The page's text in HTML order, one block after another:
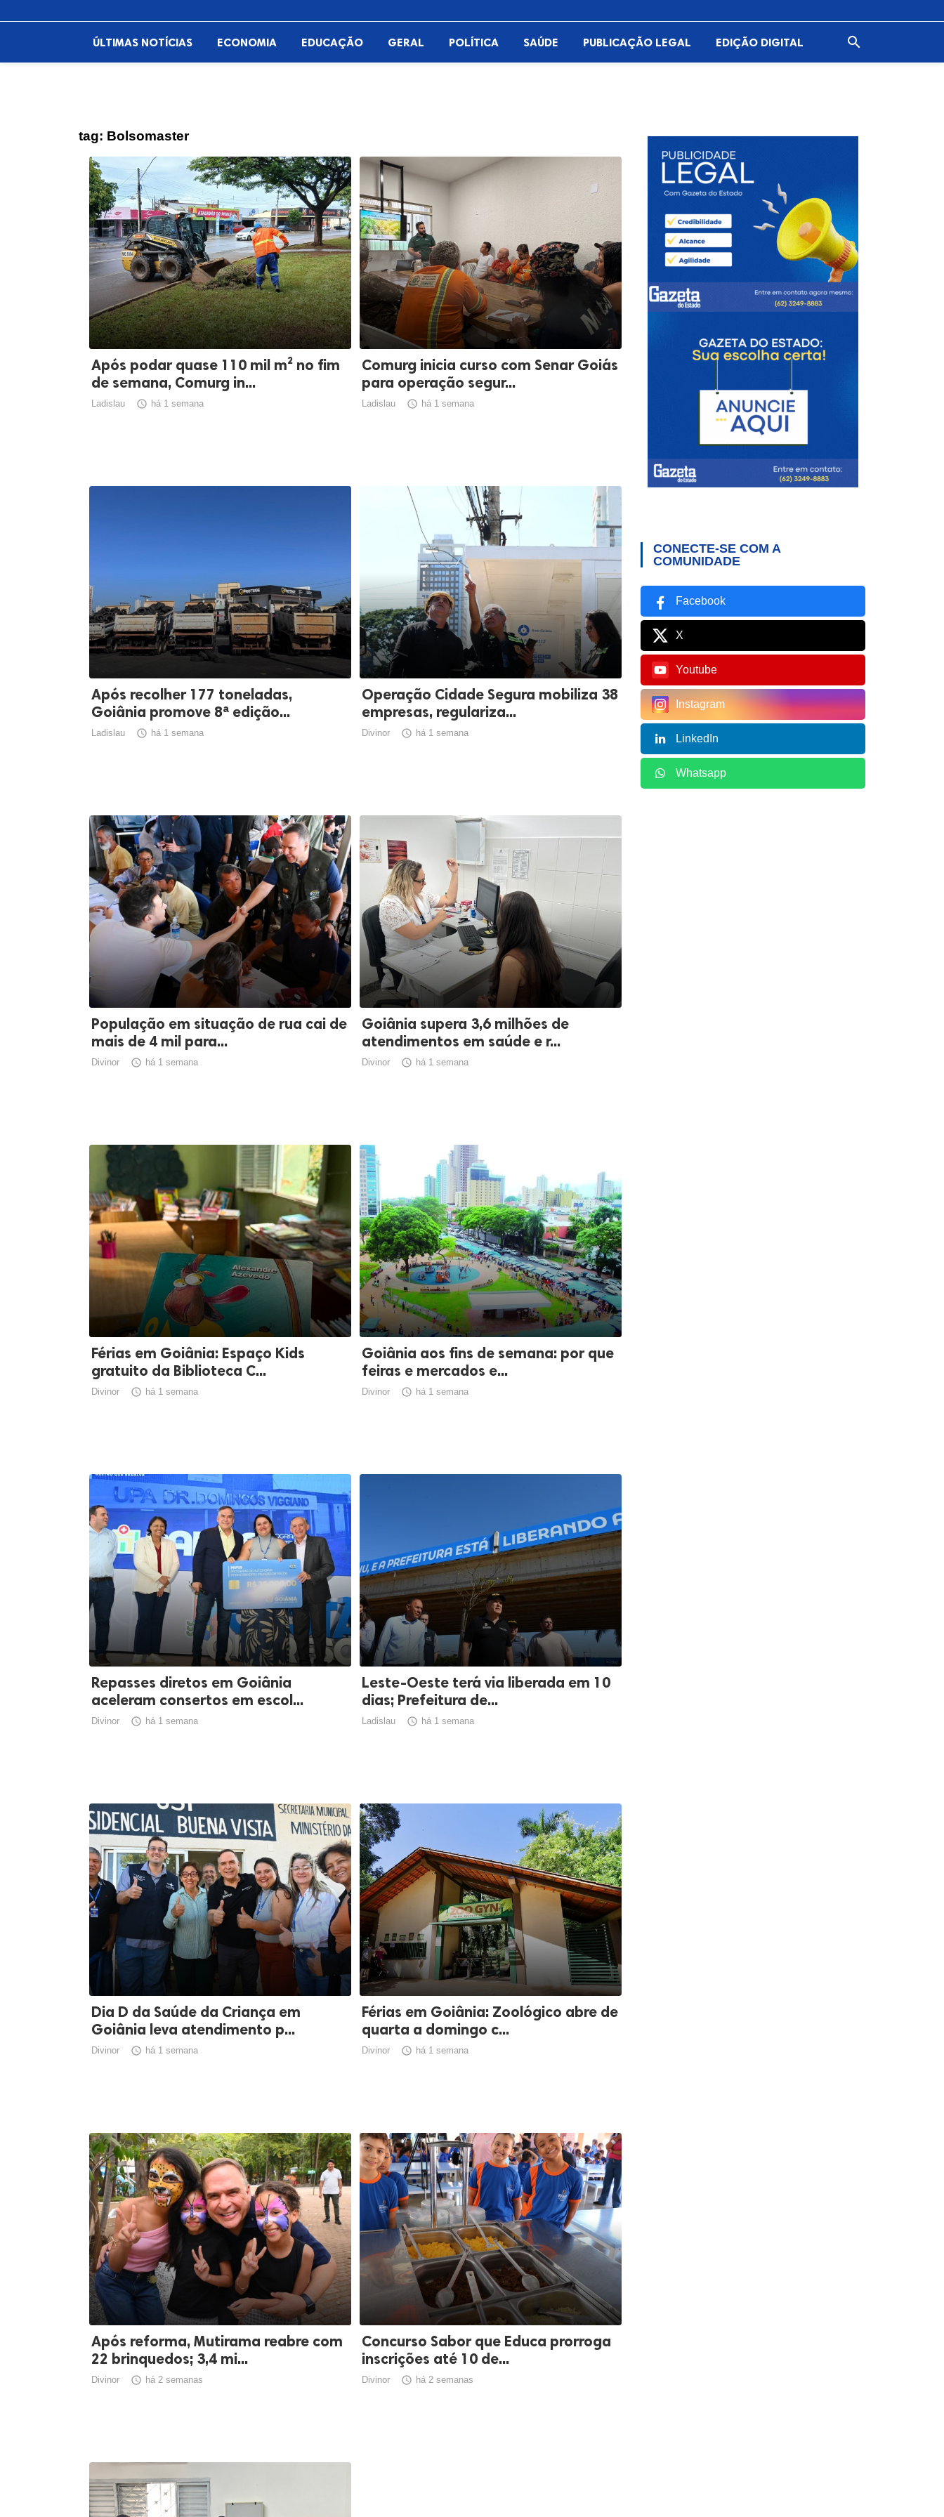
ÚLTIMAS NOTÍCIAS ECONOMIA EDUCAÇÃO GERAL POLÍTICA SAÚDE PUBLICAÇÃO LEGAL EDIÇÃO DIGITAL 
tag: Bolsomaster
Após podar quase 110 mil m² no fim
de semana, Comurg in...
Ladislau  há 1 semana
Comurg inicia curso com Senar Goiás
para operação segur...
Ladislau  há 1 semana
Após recolher 177 toneladas,
Goiânia promove 8ª edição...
Ladislau  há 1 semana
Operação Cidade Segura mobiliza 38
empresas, regulariza...
Divinor  há 1 semana
População em situação de rua cai de
mais de 4 mil para...
Divinor  há 1 semana
Goiânia supera 3,6 milhões de
atendimentos em saúde e r...
Divinor  há 1 semana
Férias em Goiânia: Espaço Kids
gratuito da Biblioteca C...
Divinor  há 1 semana
Goiânia aos fins de semana: por que
feiras e mercados e...
Divinor  há 1 semana
Repasses diretos em Goiânia
aceleram consertos em escol...
Divinor  há 1 semana
Leste-Oeste terá via liberada em 10
dias; Prefeitura de...
Ladislau  há 1 semana
Dia D da Saúde da Criança em
Goiânia leva atendimento p...
Divinor  há 1 semana
Férias em Goiânia: Zoológico abre de
quarta a domingo c...
Divinor  há 1 semana
Após reforma, Mutirama reabre com
22 brinquedos; 3,4 mi...
Divinor  há 2 semanas
Concurso Sabor que Educa prorroga
inscrições até 10 de...
Divinor  há 2 semanas
CONECTE-SE COM A
COMUNIDADE
Facebook
X
Youtube
Instagram
LinkedIn
Whatsapp